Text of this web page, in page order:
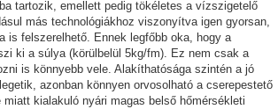
tartozik, emellett pedig tökéletes a vízszigetelő
más technológiákhoz viszonyítva igen gyorsan,
is felszerelhető. Ennek legfőbb oka, hogy a
ki a súlya (körülbelül 5kg/fm). Ez nem csak a
is könnyebb vele. Alakíthatósága szintén a jó
azonban könnyen orvosolható a cserepestető
kialakuló nyári magas belső hőmérsékleti